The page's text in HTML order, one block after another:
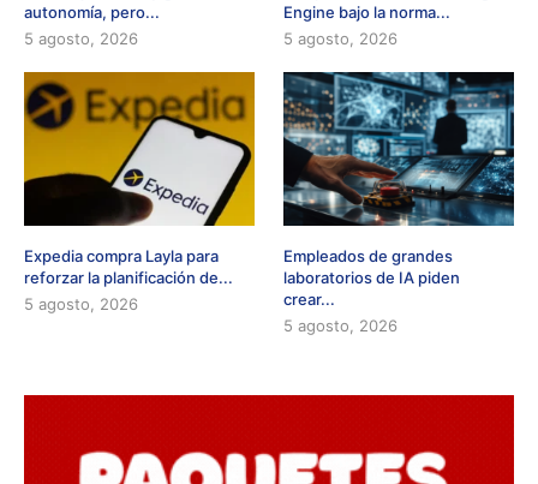
autonomía, pero...
5 agosto, 2026
Engine bajo la norma...
5 agosto, 2026
Expedia compra Layla para
reforzar la planificación de...
5 agosto, 2026
Empleados de grandes
laboratorios de IA piden
crear...
5 agosto, 2026